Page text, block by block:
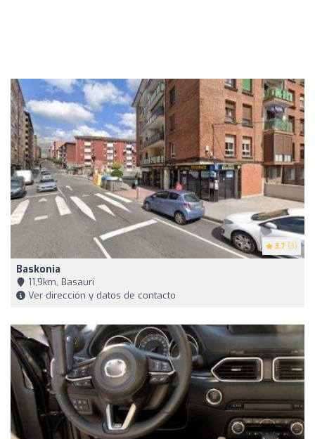
3.7 (3)
Baskonia
11,9km, Basauri
Ver dirección y datos de contacto